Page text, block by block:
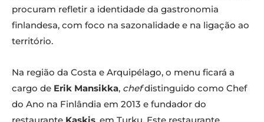
procuram refletir a identidade da gastronomia
finlandesa, com foco na sazonalidade e na ligação ao
território.
Na região da Costa e Arquipélago, o menu ficará a
cargo de Erik Mansikka, chefdistinguido como Chef
do Ano na Finlândia em 2013 e fundador do